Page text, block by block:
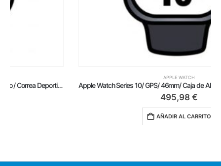
Apple Watch Series 10/ GPS/ 46mm/ Caja de Aluminio Negro Azabache / Correa Deportiva Negra M/L